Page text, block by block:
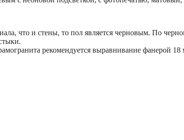
что и стены, то пол является черновым. По
рекомендуется выравнивание фанерой